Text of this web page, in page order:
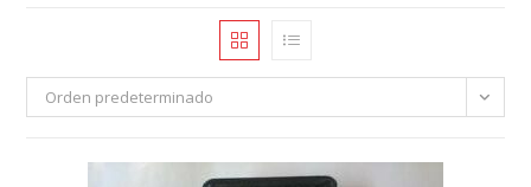
Orden predeterminado